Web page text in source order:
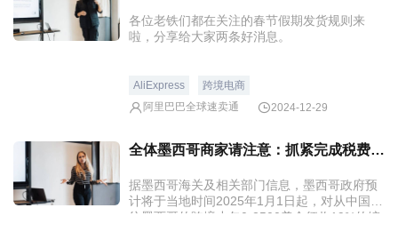
各位老铁们都在关注的春节假期发货规则来
啦，分享给大家两条好消息。
AliExpress
跨境电商
阿里巴巴全球速卖通
2024-12-29
全体墨西哥商家请注意：抓紧完成税费代扣代缴签约
据墨西哥海关及相关部门信息，墨西哥政府预
计将于当地时间2025年1月1日起，对从中国销
往墨西哥的跨境小包0-2500美金征收19%的综